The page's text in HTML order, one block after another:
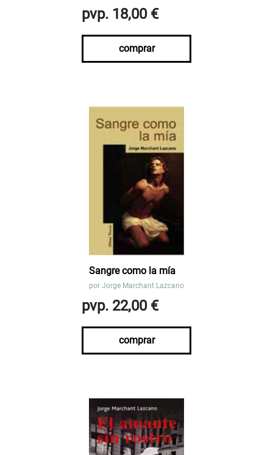
pvp. 18,00 €
comprar
Sangre como la mía
por Jorge Marchant Lazcano
pvp. 22,00 €
comprar